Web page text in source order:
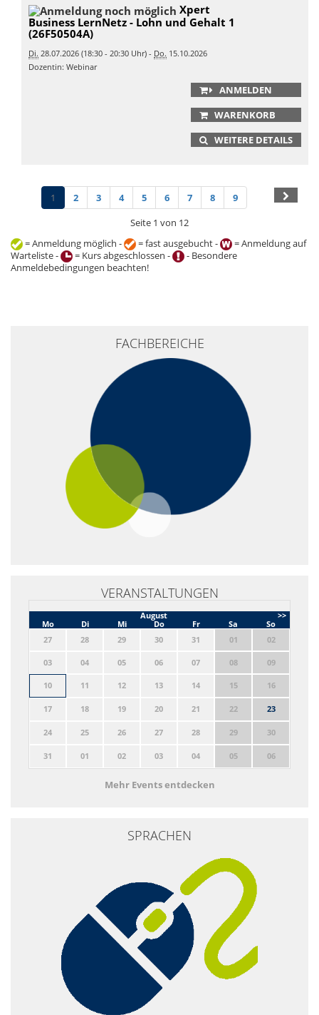
Xpert
Business LernNetz - Lohn und Gehalt 1
(26F50504A)
Di. 28.07.2026 (18:30 - 20:30 Uhr) - Do. 15.10.2026
Dozentin: Webinar
ANMELDEN
WARENKORB
WEITERE DETAILS
1 2 3 4 5 6 7 8
9
Seite 1 von 12
= Anmeldung möglich -
= fast ausgebucht -
= Anmeldung auf
Warteliste -
= Kurs abgeschlossen -
- Besondere
Anmeldebedingungen beachten!
FACHBEREICHE
VERANSTALTUNGEN
>>
August
Mo
Di Mi Do Fr Sa
So
27
28 29 30 31 01 02
03 04 05 06 07 08 09
10 11 12 13 14 15 16
17 18 19 20 21 22 23
24 25 26 27 28 29 30
31 01 02 03 04 05 06
Mehr Events entdecken
SPRACHEN